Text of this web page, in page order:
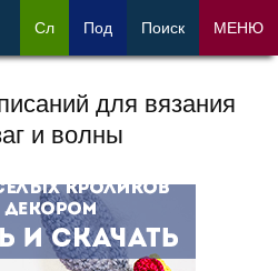
для вязания
и волны
Сл Под Поиск МЕНЮ